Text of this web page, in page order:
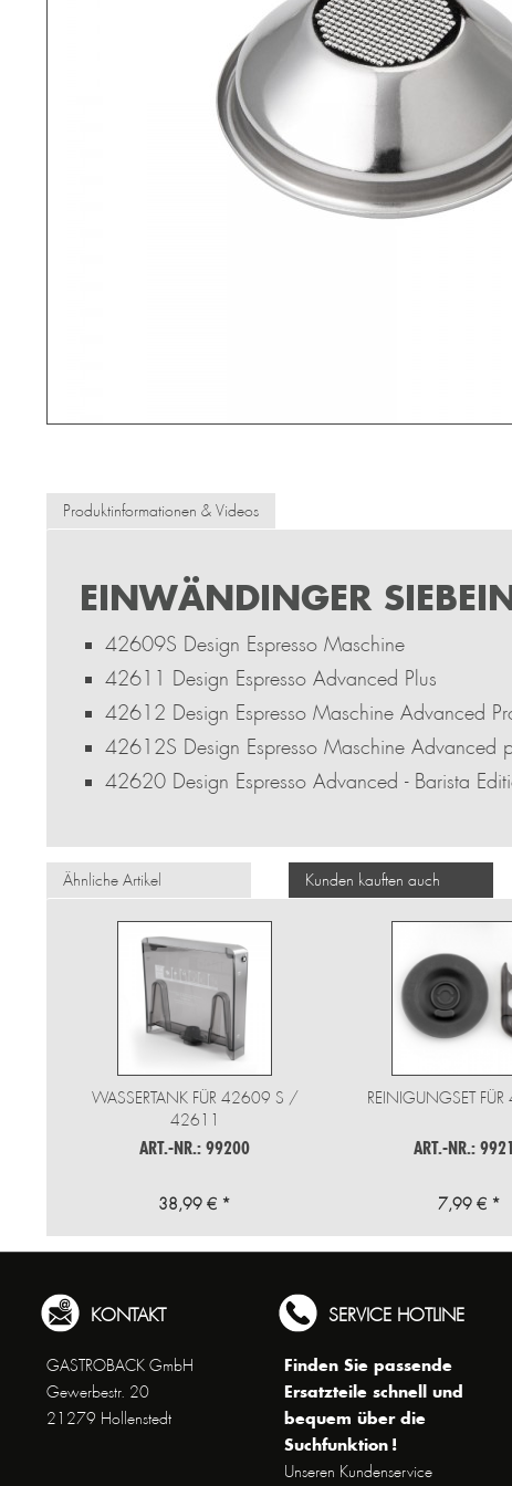
Produktinformationen & Videos
EINWÄNDINGER
42609S Design Espresso Maschine
42611 Design Espresso Advanced Plus
42612 Design Espresso Maschine Advanced
42612S Design Espresso Maschine Advanced
42620 Design Espresso Advanced - Barista
Ähnliche Artikel Kunden kauften auch
WASSERTANK FÜR 42609 S /
42611
ART.-NR.: 99200
38,99 € *
REINIGUNGSET
ART.-NR.:
7,99 € *
KONTAKT
GASTROBACK GmbH
Gewerbestr. 20
21279 Hollenstedt
SERVICE HOTLINE
Finden Sie passende
Ersatzteile schnell und
bequem über die
Suchfunktion !
Unseren Kundenservice